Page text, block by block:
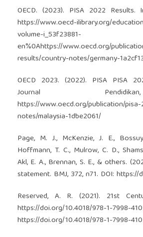
OECD. (2023). PISA 2022
https://www.oecd-ilibrary.org/
volume-i_53f23881-
en%0Ahttps://www.oecd.org/
results/country-notes/germany-
OECD 2023. (2022). PISA PISA
Journal
https://www.oecd.org/publication/
notes/malaysia-1dbe2061/
Page, M. J., McKenzie, J. E.,
Hoffmann, T. C., Mulrow, C. D.,
Akl, E. A., Brennan, S. E., & others.
statement. BMJ, 372, n71. DOI: https://
Reserved, A. R. (2021). 21st
https://doi.org/10.4018/978-1-7998-
https://doi.org/10.4018/978-1-7998-